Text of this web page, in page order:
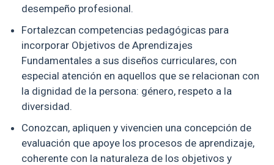
desempeño profesional.
Fortalezcan competencias pedagógicas para
incorporar Objetivos de Aprendizajes
Fundamentales a sus diseños curriculares, con
especial atención en aquellos que se relacionan con
la dignidad de la persona: género, respeto a la
diversidad.
Conozcan, apliquen y vivencien una concepción de
evaluación que apoye los procesos de aprendizaje,
coherente con la naturaleza de los objetivos y